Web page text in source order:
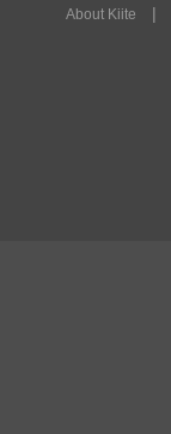
About Kiite